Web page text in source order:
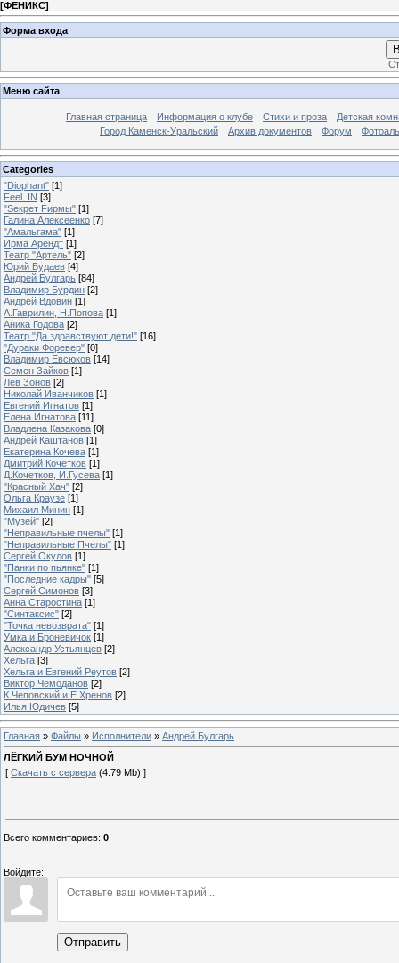
[ФЕНИКС]
Форма входа
Меню сайта
Главная страница Информация о клубе Стихи и проза
Детская
Город Каменск-Уральский
Архив документов Форум
Categories
"Diophant" [1]
Feel_IN [3]
"Sекрет Fирмы" [1]
Галина Алексеенко [7]
"Амальгама" [1]
Ирма Арендт [1]
Театр "Артель" [2]
Юрий Будаев [4]
Андрей Булгарь [84]
Владимир Бурдин [2]
Андрей Вдовин [1]
А.Гаврилин, Н.Попова [1]
Аника Годова [2]
Театр "Да здравствуют дети!" [16]
"Дураки Форевер" [0]
Владимир Евсюков [14]
Семен Зайков [1]
Лев Зонов [2]
Николай Иванчиков [1]
Евгений Игнатов [1]
Елена Игнатова [11]
Владлена Казакова [0]
Андрей Каштанов [1]
Екатерина Кочева [1]
Дмитрий Кочетков [1]
Д.Кочетков, И.Гусева [1]
"Красный Хач" [2]
Ольга Краузе [1]
Михаил Минин [1]
"Музей" [2]
"Неправильные пчелы" [1]
"Неправильные Пчелы" [1]
Сергей Окулов [1]
"Панки по пьянке" [1]
"Последние кадры" [5]
Сергей Симонов [3]
Анна Старостина [1]
"Синтаксис" [2]
"Точка невозврата" [1]
Умка и Броневичок [1]
Александр Устьянцев [2]
Хельга [3]
Хельга и Евгений Реутов [2]
Виктор Чемоданов [2]
К.Чеповский и Е.Хренов [2]
Илья Юдичев [5]
Главная » Файлы » Исполнители » Андрей Булгарь
ЛЁГКИЙ БУМ НОЧНОЙ
[ Скачать с сервера (4.79 Mb) ]
Всего комментариев: 0
Войдите:
Отправить